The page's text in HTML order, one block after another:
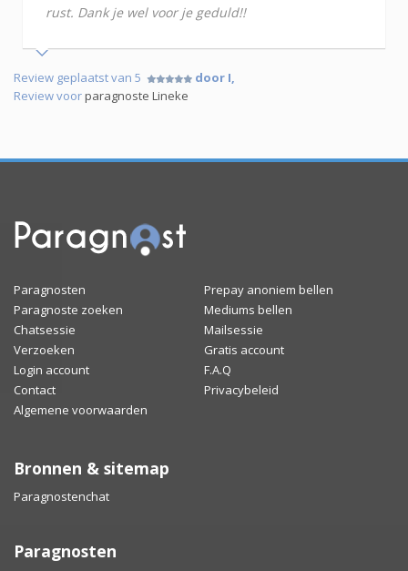
rust. Dank je wel voor je geduld!!
Review geplaatst van 5
door I,
Review voorparagnoste Lineke
Paragnosten
Prepay anoniem bellen
Paragnoste zoeken
Mediums bellen
Chatsessie
Mailsessie
Verzoeken
Gratis account
Login account
F.A.Q
Contact
Privacybeleid
Algemene voorwaarden
Bronnen & sitemap
Paragnostenchat
Paragnosten